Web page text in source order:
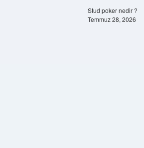
Stud poker nedir ?
Temmuz 28, 2026